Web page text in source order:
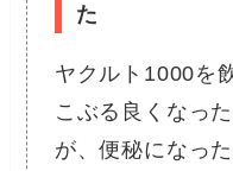
た
ヤクルト1000を
こぶる良くなっ
が、便秘になっ